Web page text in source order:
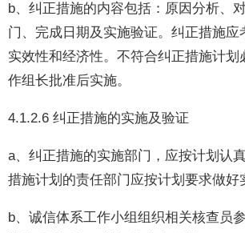
b、纠正措施的内容包括：原因分析、
门、完成日期及实施验证。纠正措施应
实效性和经济性。不符合纠正措施计划
作组长批准后实施。
4.1.2.6 纠正措施的实施及验证
a、纠正措施的实施部门，应按计划认
措施计划的责任部门应按计划要求做好
b、诚信体系工作小组组织相关核查员